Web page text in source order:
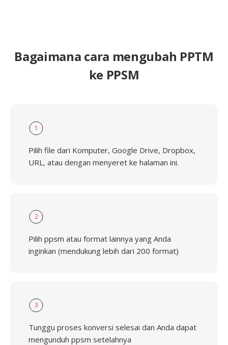
Bagaimana cara mengubah PPTM
ke PPSM
1
Pilih file dari Komputer, Google Drive, Dropbox,
URL, atau dengan menyeret ke halaman ini.
2
Pilih ppsm atau format lainnya yang Anda
inginkan (mendukung lebih dari 200 format)
3
Tunggu proses konversi selesai dan Anda dapat
mengunduh ppsm setelahnya